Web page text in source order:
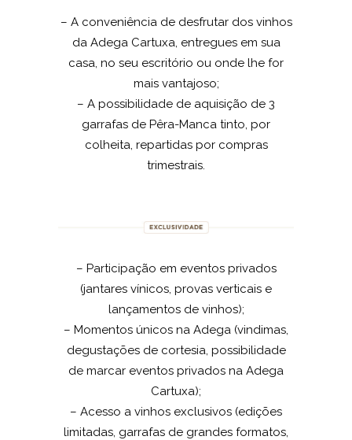
– A conveniência de desfrutar dos vinhos
da Adega Cartuxa, entregues em sua
casa, no seu escritório ou onde lhe for
mais vantajoso;
– A possibilidade de aquisição de 3
garrafas de Pêra-Manca tinto, por
colheita, repartidas por compras
trimestrais.
– Participação em eventos privados
(jantares vínicos, provas verticais e
lançamentos de vinhos);
– Momentos únicos na Adega (vindimas,
degustações de cortesia, possibilidade
de marcar eventos privados na Adega
Cartuxa);
– Acesso a vinhos exclusivos (edições
limitadas, garrafas de grandes formatos,